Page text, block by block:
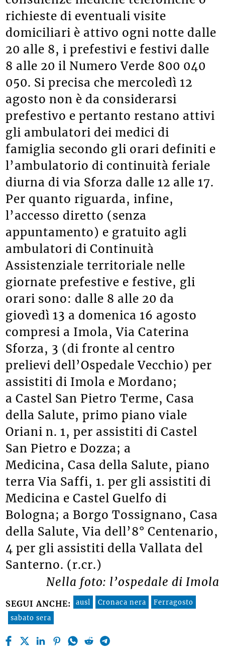
richieste di eventuali visite
domiciliari è attivo ogni notte dalle
20 alle 8, i prefestivi e festivi dalle
8 alle 20 il Numero Verde 800 040
050. Si precisa che mercoledì 12
agosto non è da considerarsi
prefestivo e pertanto restano attivi
gli ambulatori dei medici di
famiglia secondo gli orari definiti e
l’ambulatorio di continuità feriale
diurna di via Sforza dalle 12 alle 17.
Per quanto riguarda, infine,
l’accesso diretto (senza
appuntamento) e gratuito agli
ambulatori di Continuità
Assistenziale territoriale nelle
giornate prefestive e festive, gli
orari sono: dalle 8 alle 20 da
giovedì 13 a domenica 16 agosto
compresi a Imola, Via Caterina
Sforza, 3 (di fronte al centro
prelievi dell’Ospedale Vecchio) per
assistiti di Imola e Mordano;
a Castel San Pietro Terme, Casa
della Salute, primo piano viale
Oriani n. 1, per assistiti di Castel
San Pietro e Dozza; a
Medicina, Casa della Salute, piano
terra Via Saffi, 1. per gli assistiti di
Medicina e Castel Guelfo di
Bologna; a Borgo Tossignano, Casa
della Salute, Via dell’8° Centenario,
4 per gli assistiti della Vallata del
Santerno. (r.cr.)
Nella foto: l’ospedale di Imola
SEGUI ANCHE: ausl Cronaca nera
Ferragosto
sabato sera